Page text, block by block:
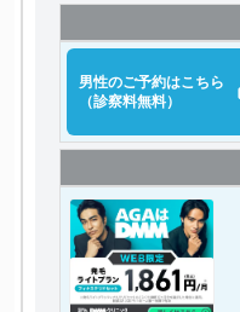
男性のご予約はこちら
（診察料無料）